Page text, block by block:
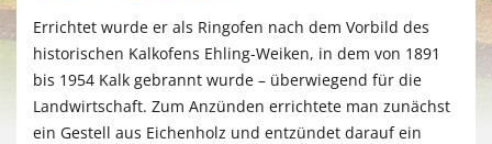
Errichtet wurde er als Ringofen nach dem Vorbild des
historischen Kalkofens ­Ehling-Weiken, in dem von 1891
bis 1954 Kalk gebrannt wurde – überwiegend für die
Landwirtschaft. Zum Anzünden errichtete man zunächst
ein Gestell aus Eichenholz und entzündet darauf ein